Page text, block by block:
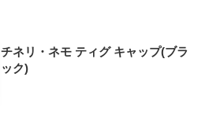
チネリ・ネモ ティグ キャップ(ブラ
ック)